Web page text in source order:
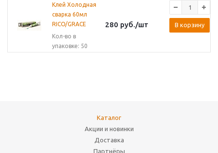
Клей Холодная
сварка 60мл
RICO/GRACE
Кол-во в
упаковке: 50
280 руб./шт В корзину
Каталог
Акции и новинки
Доставка
Партнёры